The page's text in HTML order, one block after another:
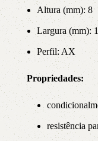
Altura (mm): 8
Largura (mm):
Perfil: AX
Propriedades:
resistência